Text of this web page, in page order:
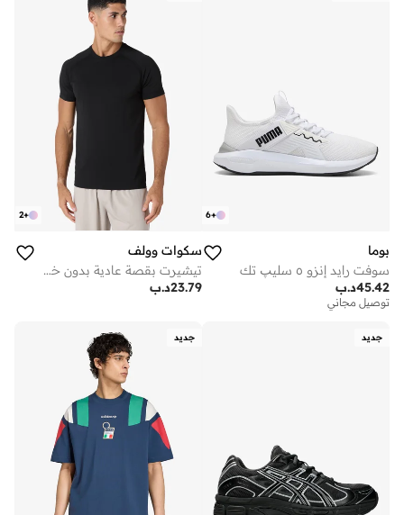
+
6
بوما
سوفت رايد إنزو ٥ سليپ تك
د.ب45.42
توصيل مجاني
+
2
سكوات وولف
تيشيرت بقصة عادية بدون خياطة
د.ب23.79
جديد جديد